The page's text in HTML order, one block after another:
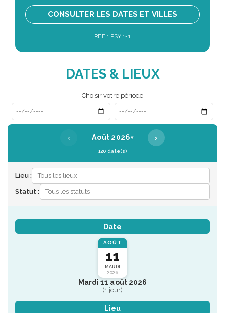
CONSULTER LES DATES ET VILLES
REF : PSY.1-1
DATES & LIEUX
Choisir votre période
Date de début
Date de fin
‹ Août 2026▾ ›
120 date(s)
Lieu :
Statut :
Date
AOÛT
11
MARDI
2026
Mardi 11 août 2026
(1 jour)
Lieu